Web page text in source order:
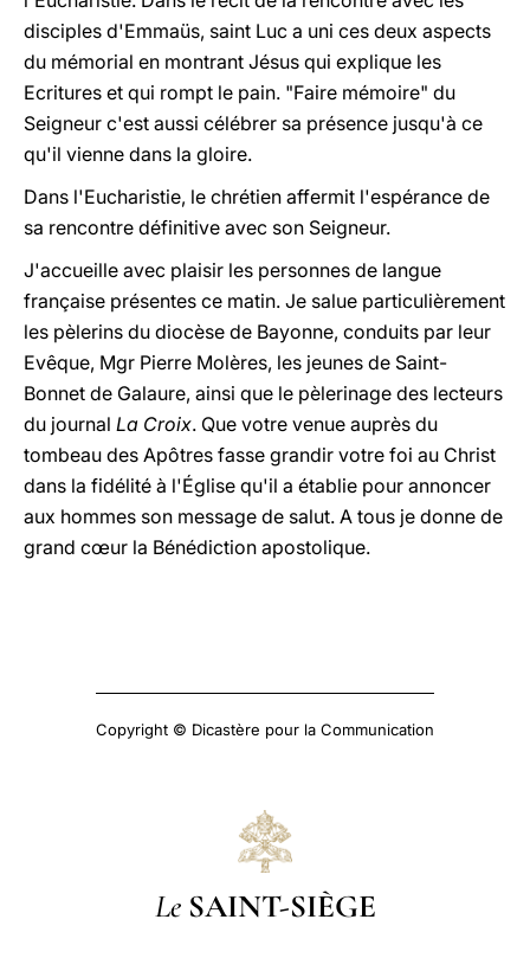
disciples d'Emmaüs, saint Luc a uni ces deux aspects
du mémorial en montrant Jésus qui explique les
Ecritures et qui rompt le pain. "Faire mémoire" du
Seigneur c'est aussi célébrer sa présence jusqu'à ce
qu'il vienne dans la gloire.
Dans l'Eucharistie, le chrétien affermit l'espérance de
sa rencontre définitive avec son Seigneur.
J'accueille avec plaisir les personnes de langue
française présentes ce matin. Je salue particulièrement
les pèlerins du diocèse de Bayonne, conduits par leur
Evêque, Mgr Pierre Molères, les jeunes de Saint-
Bonnet de Galaure, ainsi que le pèlerinage des lecteurs
du journal La Croix. Que votre venue auprès du
tombeau des Apôtres fasse grandir votre foi au Christ
dans la fidélité à l'Église qu'il a établie pour annoncer
aux hommes son message de salut. A tous je donne de
grand cœur la Bénédiction apostolique.
Copyright © Dicastère pour la Communication
Le SAINT-SIÈGE